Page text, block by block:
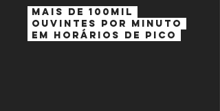
Mais de 100mil
ouvintes por minuto
em horários de pico